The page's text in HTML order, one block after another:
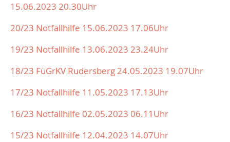
15.06.2023 20.30Uhr
20/23 Notfallhilfe 15.06.2023 17.06Uhr
19/23 Notfallhilfe 13.06.2023 23.24Uhr
18/23 FüGrKV Rudersberg 24.05.2023 19.07Uhr
17/23 Notfallhilfe 11.05.2023 17.13Uhr
16/23 Notfallhilfe 02.05.2023 06.11Uhr
15/23 Notfallhilfe 12.04.2023 14.07Uhr